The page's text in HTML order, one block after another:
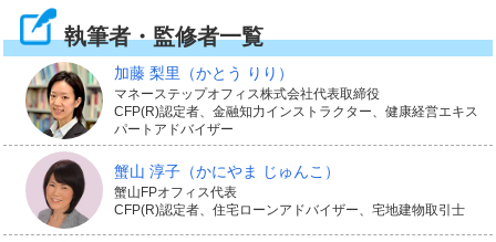
執筆者・監修者一覧
加藤 梨里 （かとう りり）
マネーステップオフィス株式会社代表取締役
CFP(R)認定者、金融知力インストラクター、健康経営エキス
パートアドバイザー
蟹山 淳子 （かにやま じゅんこ）
蟹山FPオフィス代表
CFP(R)認定者、住宅ローンアドバイザー、宅地建物取引士